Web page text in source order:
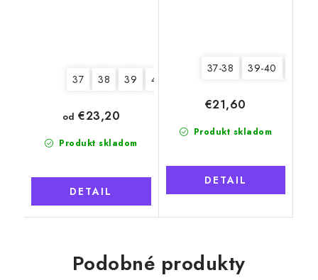
37 38 39 40
Produkt skladom
od €23,20
DETAIL
37-38 39-40
Produkt skladom
€21,60
DETAIL
Podobné produkty